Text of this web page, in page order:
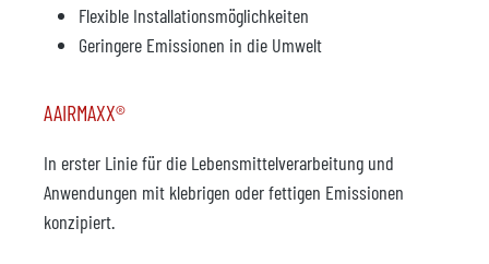
Flexible Installationsmöglichkeiten
Geringere Emissionen in die Umwelt
AAIRMAXX®
In erster Linie für die Lebensmittelverarbeitung und
Anwendungen mit klebrigen oder fettigen Emissionen
konzipiert.